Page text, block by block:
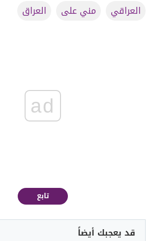
العراقي
مني على العراق
ad
تابع
قد يعجبك أيضاً